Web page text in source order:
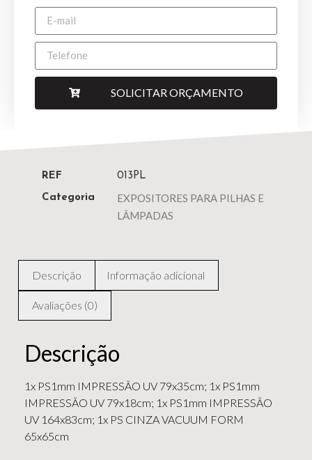
SOLICITAR ORÇAMENTO
REF 013PL
Categoria
EXPOSITORES PARA PILHAS E
LÂMPADAS
Descrição Informação adicional
Avaliações (0)
Descrição
1x PS1mm IMPRESSÃO UV 79x35cm; 1x PS1mm
IMPRESSÃO UV 79x18cm; 1x PS1mm IMPRESSÃO
UV 164x83cm; 1x PS CINZA VACUUM FORM
65x65cm